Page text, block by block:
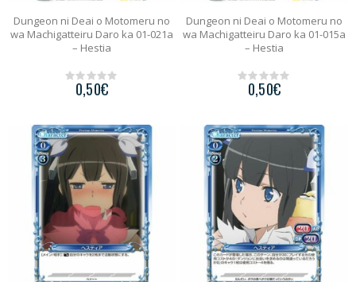
Dungeon ni Deai o Motomeru no
wa Machigatteiru Daro ka 01-021a
– Hestia
t
o
f
5
0,50€
Dungeon ni Deai o Motomeru no
wa Machigatteiru Daro ka 01-015a
– Hestia
t
o
5
0,50€